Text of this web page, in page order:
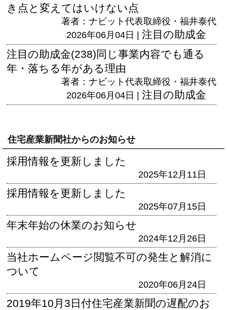
き点と変えてはいけない点
著者：ナビット代表取締役・福井泰代
2026年06月04日 | 注目の助成金
注目の助成金(238)同じ事業内容でも通る
年・落ちる年がある理由
著者：ナビット代表取締役・福井泰代
2026年06月04日 | 注目の助成金
住宅産業新聞社からのお知らせ
採用情報を更新しました
2025年12月11日
採用情報を更新しました
2025年07月15日
年末年始の休業のお知らせ
2024年12月26日
当社ホームページ閲覧不可の発生と解消に
ついて
2020年06月24日
2019年10月3日付住宅産業新聞の遅配のお